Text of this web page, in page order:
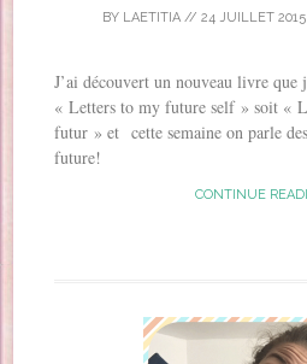
BY LAETITIA// 24 JUILLET 2015
J’ai découvert un nouveau livre que
« Letters to my future self » soit «
futur » et cette semaine on parle
future!
CONTINUE